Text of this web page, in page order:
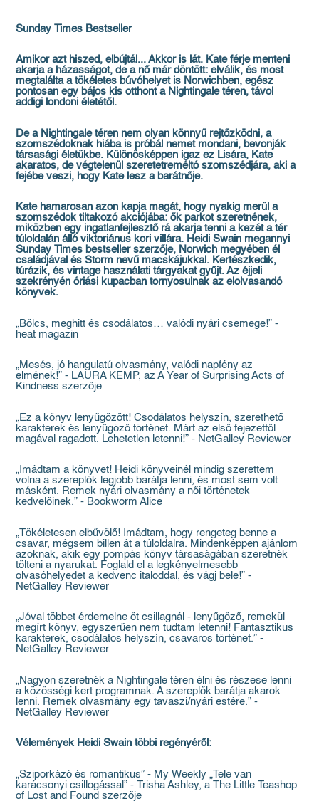
Sunday Times Bestseller
Amikor azt hiszed, elbújtál... Akkor is lát. Kate férje menteni
akarja a házasságot, de a nő már döntött: elválik, és most
megtalálta a tökéletes búvóhelyet is Norwichben, egész
pontosan egy bájos kis otthont a Nightingale téren, távol
addigi londoni életétől.
De a Nightingale téren nem olyan könnyű rejtőzködni, a
szomszédoknak hiába is próbál nemet mondani, bevonják
társasági életükbe. Különösképpen igaz ez Lisára, Kate
akaratos, de végtelenül szeretetreméltó szomszédjára, aki a
fejébe veszi, hogy Kate lesz a barátnője.
Kate hamarosan azon kapja magát, hogy nyakig merül a
szomszédok tiltakozó akciójába: ők parkot szeretnének,
miközben egy ingatlanfejlesztő rá akarja tenni a kezét a tér
túloldalán álló viktoriánus kori villára. Heidi Swain megannyi
Sunday Times bestseller szerzője, Norwich megyében él
családjával és Storm nevű macskájukkal. Kertészkedik,
túrázik, és vintage használati tárgyakat gyűjt. Az éjjeli
szekrényén óriási kupacban tornyosulnak az elolvasandó
könyvek.
„Bölcs, meghitt és csodálatos… valódi nyári csemege!” -
heat magazin
„Mesés, jó hangulatú olvasmány, valódi napfény az
elmének!” - LAURA KEMP, az A Year of Surprising Acts of
Kindness szerzője
„Ez a könyv lenyűgözött! Csodálatos helyszín, szerethető
karakterek és lenyűgöző történet. Márt az első fejezettől
magával ragadott. Lehetetlen letenni!” - NetGalley Reviewer
„Imádtam a könyvet! Heidi könyveinél mindig szerettem
volna a szereplők legjobb barátja lenni, és most sem volt
másként. Remek nyári olvasmány a női történetek
kedvelőinek.” - Bookworm Alice
„Tökéletesen elbűvölő! Imádtam, hogy rengeteg benne a
csavar, mégsem billen át a túloldalra. Mindenképpen ajánlom
azoknak, akik egy pompás könyv társaságában szeretnék
tölteni a nyarukat. Foglald el a legkényelmesebb
olvasóhelyedet a kedvenc italoddal, és vágj bele!” -
NetGalley Reviewer
„Jóval többet érdemelne öt csillagnál - lenyűgöző, remekül
megírt könyv, egyszerűen nem tudtam letenni! Fantasztikus
karakterek, csodálatos helyszín, csavaros történet.” -
NetGalley Reviewer
„Nagyon szeretnék a Nightingale téren élni és részese lenni
a közösségi kert programnak. A szereplők barátja akarok
lenni. Remek olvasmány egy tavaszi/nyári estére.” -
NetGalley Reviewer
Vélemények Heidi Swain többi regényéről:
„Sziporkázó és romantikus” - My Weekly „Tele van
karácsonyi csillogással” - Trisha Ashley, a The Little Teashop
of Lost and Found szerzője